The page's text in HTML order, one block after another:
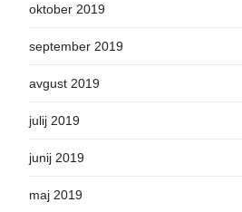
oktober 2019
september 2019
avgust 2019
julij 2019
junij 2019
maj 2019